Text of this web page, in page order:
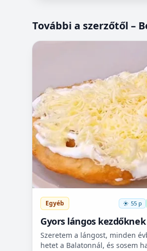
További a szerzőtől –
Egyéb 55 p
Gyors lángos
Szeretem a lángost, minden
hetet a Balatonnál, és sosem